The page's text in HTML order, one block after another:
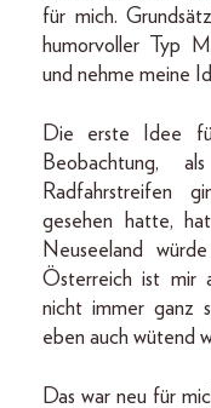
für mich.
humorvoller Typ
und nehme meine
Die erste Idee
Beobachtung,
Radfahrstreifen
gesehen hatte,
Neuseeland
Österreich ist mir
nicht immer ganz
eben auch wütend
Das war neu für